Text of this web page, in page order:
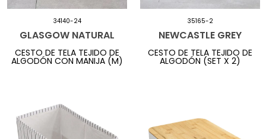
34140-24
GLASGOW NATURAL
CESTO DE TELA TEJIDO DE
ALGODÓN CON MANIJA (M)
35165-2
NEWCASTLE GREY
CESTO DE TELA TEJIDO DE
ALGODÓN (SET X 2)